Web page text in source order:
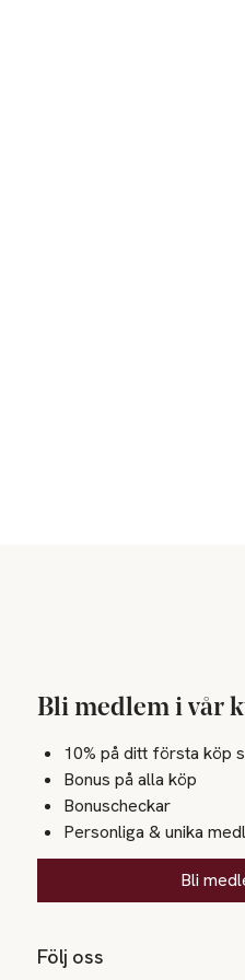
Bli medlem i vår
10% på ditt första köp
Bonus på alla köp
Bonuscheckar
Personliga & unika
Bli
Följ oss